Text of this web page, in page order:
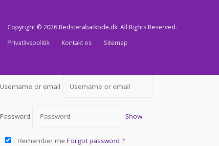
Copyright © 2026 Bedsterabatkode.dk. All Rights Reserved.
Privatlivspolitik
Kontakt os Sitemap
Username or email
Password Show
Remember me Forgot password ?